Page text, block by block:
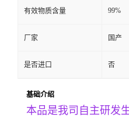
有效物质含量 99%
厂家 国产
是否进口 否
基础介绍
本品是我司自主研发